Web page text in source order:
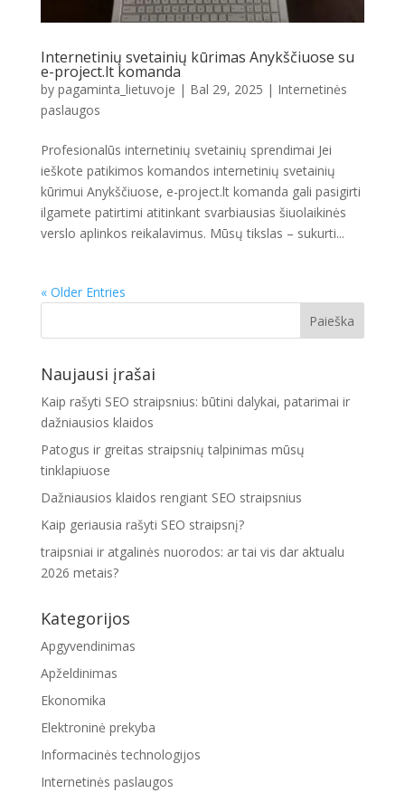
Internetinių svetainių kūrimas Anykščiuose su
e-project.lt komanda
by pagaminta_lietuvoje | Bal 29, 2025 | Internetinės
paslaugos
Profesionalūs internetinių svetainių sprendimai Jei
ieškote patikimos komandos internetinių svetainių
kūrimui Anykščiuose, e-project.lt komanda gali pasigirti
ilgamete patirtimi atitinkant svarbiausias šiuolaikinės
verslo aplinkos reikalavimus. Mūsų tikslas – sukurti...
« Older Entries
Naujausi įrašai
Kaip rašyti SEO straipsnius: būtini dalykai, patarimai ir
dažniausios klaidos
Patogus ir greitas straipsnių talpinimas mūsų
tinklapiuose
Dažniausios klaidos rengiant SEO straipsnius
Kaip geriausia rašyti SEO straipsnį?
traipsniai ir atgalinės nuorodos: ar tai vis dar aktualu
2026 metais?
Kategorijos
Apgyvendinimas
Apželdinimas
Ekonomika
Elektroninė prekyba
Informacinės technologijos
Internetinės paslaugos